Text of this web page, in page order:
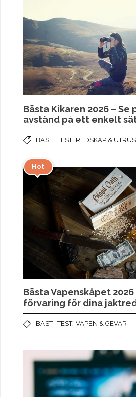
Bästa Kikaren 2026 – Se
avstånd på ett enkelt
BÄST I TEST, REDSKAP &
Hot
Bästa Vapenskåpet 2026
förvaring för dina
BÄST I TEST, VAPEN & GEVÄR